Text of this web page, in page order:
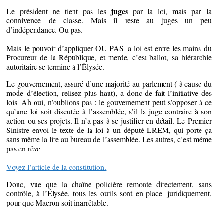
Le président ne tient pas les jugespar la loi, mais par la
connivence de classe. Mais il reste au juges un peu
d’indépendance. Ou pas.
Mais le pouvoir d’appliquer OU PAS la loi est entre les mains du
Procureur de la République, et merde, c’est ballot, sa hiérarchie
autoritaire se termine à l’Élysée.
Le gouvernement, assuré d’une majorité au parlement ( à cause du
mode d’élection, relisez plus haut), a donc de fait l’initiative des
lois. Ah oui, n’oublions pas : le gouvernement peut s’opposer à ce
qu’une loi soit discutée à l’assemblée, s’il la juge contraire à son
action ou ses projets. Il n’a pas à se justifier en détail. Le Premier
Sinistre envoi le texte de la loi à un député LREM, qui porte ça
sans même la lire au bureau de l’assemblée. Les autres, c’est même
pas en rêve.
Voyez l’article de la constitution.
Donc, vue que la chaîne policière remonte directement, sans
contrôle, à l’Élysée, tous les outils sont en place, juridiquement,
pour que Macron soit inarrêtable.